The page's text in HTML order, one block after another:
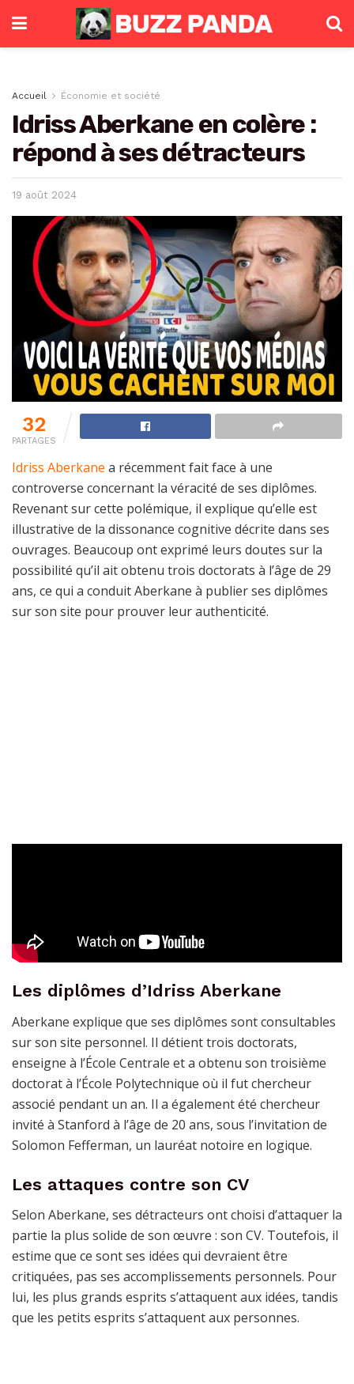
Accueil Économie et société
Idriss Aberkane en colère :
répond à ses détracteurs
19 août 2024
32
PARTAGES
Idriss Aberkane a récemment fait face à une
controverse concernant la véracité de ses diplômes.
Revenant sur cette polémique, il explique qu’elle est
illustrative de la dissonance cognitive décrite dans ses
ouvrages. Beaucoup ont exprimé leurs doutes sur la
possibilité qu’il ait obtenu trois doctorats à l’âge de 29
ans, ce qui a conduit Aberkane à publier ses diplômes
sur son site pour prouver leur authenticité.
Les diplômes d’Idriss Aberkane
Aberkane explique que ses diplômes sont consultables
sur son site personnel. Il détient trois doctorats,
enseigne à l’École Centrale et a obtenu son troisième
doctorat à l’École Polytechnique où il fut chercheur
associé pendant un an. Il a également été chercheur
invité à Stanford à l’âge de 20 ans, sous l’invitation de
Solomon Fefferman, un lauréat notoire en logique.
Les attaques contre son CV
Selon Aberkane, ses détracteurs ont choisi d’attaquer la
partie la plus solide de son œuvre : son CV. Toutefois, il
estime que ce sont ses idées qui devraient être
critiquées, pas ses accomplissements personnels. Pour
lui, les plus grands esprits s’attaquent aux idées, tandis
que les petits esprits s’attaquent aux personnes.